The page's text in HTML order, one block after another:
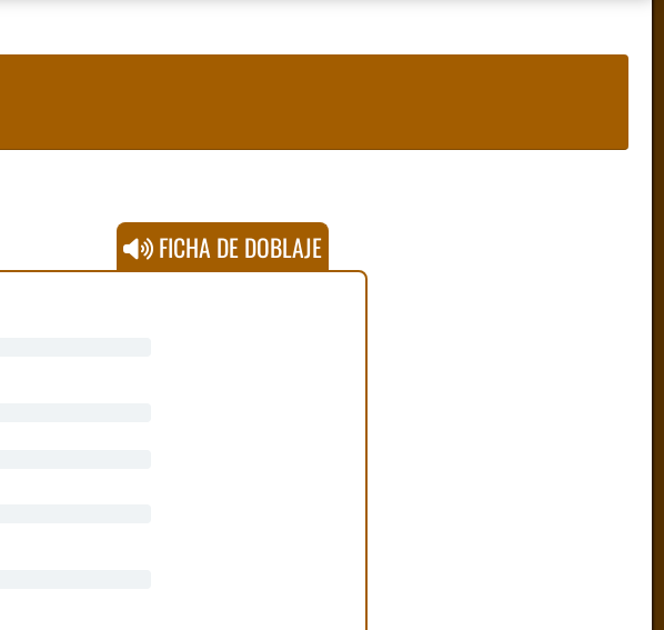
FICHA DE DOBLAJE